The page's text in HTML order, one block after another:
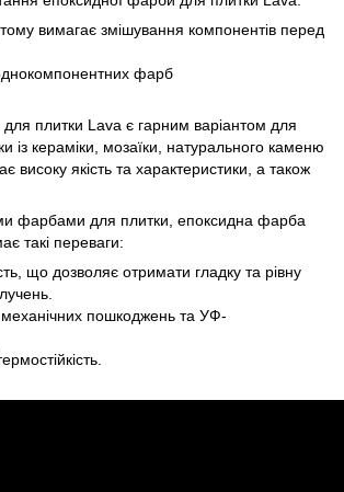
вимагає змішування компонентів перед
фарб
плитки Lava є гарним варіантом для
із кераміки, мозаїки, натурального каменю
високу якість та характеристики, а також
фарбами для плитки, епоксидна фарба
такі переваги:
що дозволяє отримати гладку та рівну
механічних пошкоджень та УФ-